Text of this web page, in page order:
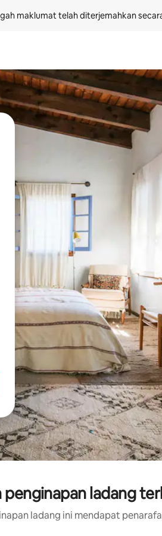
maklumat telah diterjemahkan
atas dan bawah atau teroka
penginapan ladang
ladang ini mendapat